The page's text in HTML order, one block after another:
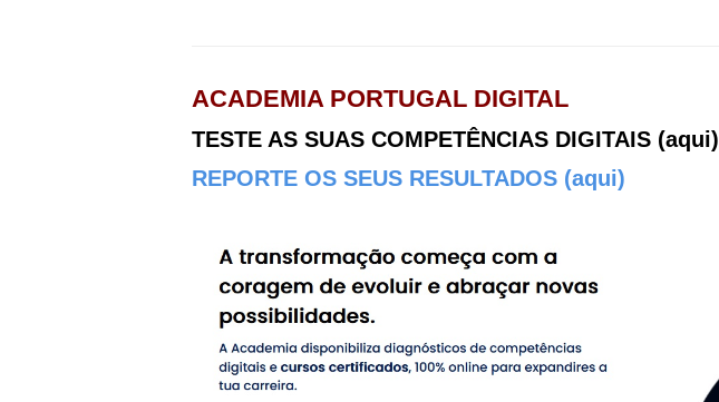
ACADEMIA PORTUGAL DIGITAL
TESTE AS SUAS COMPETÊNCIAS DIGITAIS (aqui)
REPORTE OS SEUS RESULTADOS (aqui)